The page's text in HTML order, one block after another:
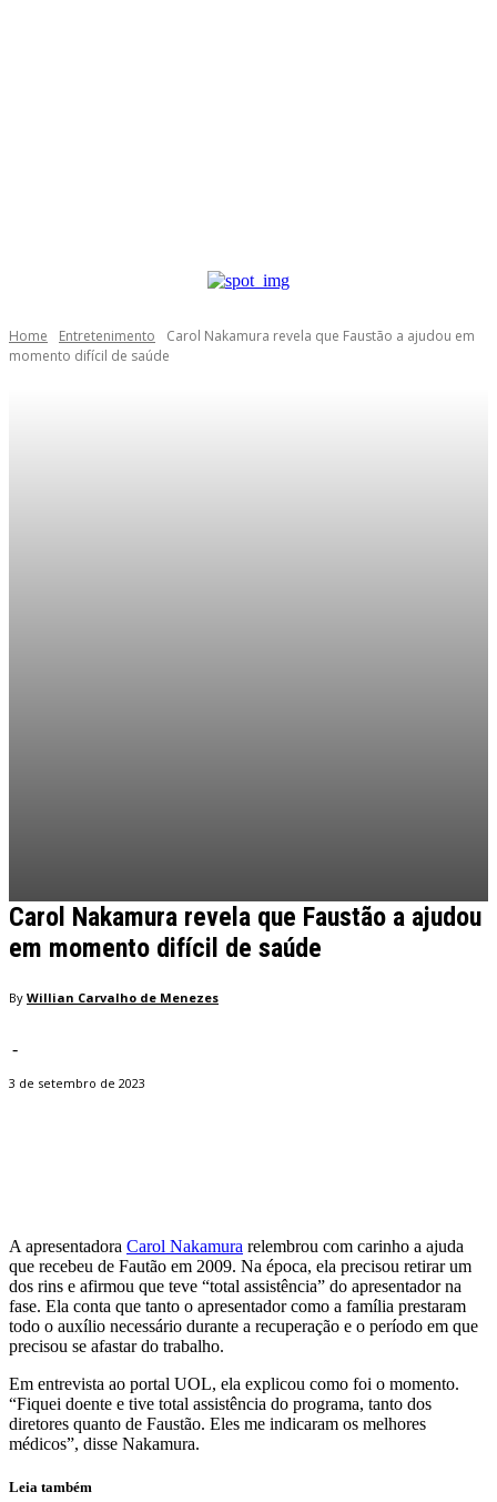
Home Entretenimento
Carol Nakamura revela que Faustão a ajudou em
momento difícil de saúde
Carol Nakamura revela que Faustão a ajudou
em momento difícil de saúde
By Willian Carvalho de Menezes
-
3 de setembro de 2023
A apresentadora Carol Nakamura relembrou com carinho a ajuda
que recebeu de Fautão em 2009. Na época, ela precisou retirar um
dos rins e afirmou que teve “total assistência” do apresentador na
fase. Ela conta que tanto o apresentador como a família prestaram
todo o auxílio necessário durante a recuperação e o período em que
precisou se afastar do trabalho.
Em entrevista ao portal UOL, ela explicou como foi o momento.
“Fiquei doente e tive total assistência do programa, tanto dos
diretores quanto de Faustão. Eles me indicaram os melhores
médicos”, disse Nakamura.
Leia também